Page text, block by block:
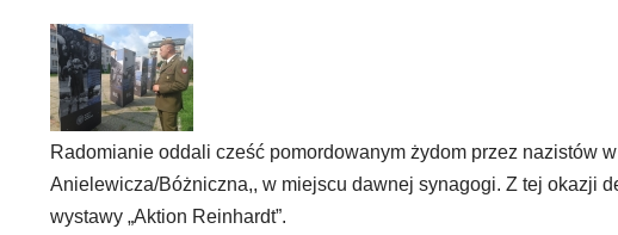
Radomianie oddali cześć pomordowanym żydom przez nazistów
Anielewicza/Bóżniczna,, w miejscu dawnej synagogi. Z tej okazji
wystawy „Aktion Reinhardt”.